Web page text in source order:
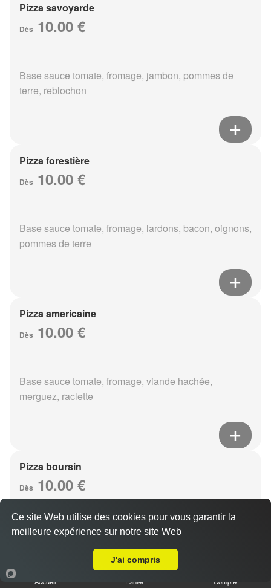
Pizza savoyarde
Dès 10.00 €
Base sauce tomate, fromage, jambon, pommes de
terre, reblochon
Pizza forestière
Dès 10.00 €
Base sauce tomate, fromage, lardons, bacon, oignons,
pommes de terre
Pizza americaine
Dès 10.00 €
Base sauce tomate, fromage, viande hachée,
merguez, raclette
Pizza boursin
Dès 10.00 €
Base sauce tomate, fromage, viande hachée, boursin,
Accueil Panier Compte
Ce site Web utilise des cookies pour vous garantir la
meilleure expérience sur notre site Web
J'ai compris